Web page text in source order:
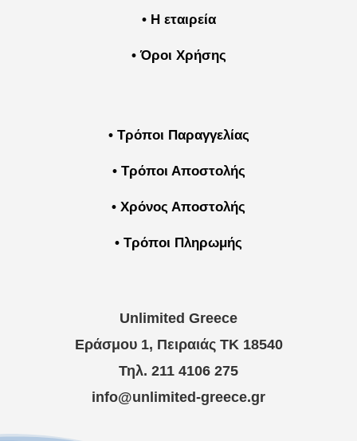
• Η εταιρεία
• Όροι Χρήσης
• Τρόποι Παραγγελίας
• Τρόποι Αποστολής
• Χρόνος Αποστολής
• Τρόποι Πληρωμής
Unlimited Greece
Εράσμου 1, Πειραιάς ΤΚ 18540
Τηλ. 211 4106 275
info@unlimited-greece.gr